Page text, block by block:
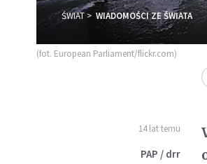
ŚWIAT WIADOMOŚCI ZE ŚWIATA
(fot. European Parliament/flickr.com)
14 lat temu
PAP / drr